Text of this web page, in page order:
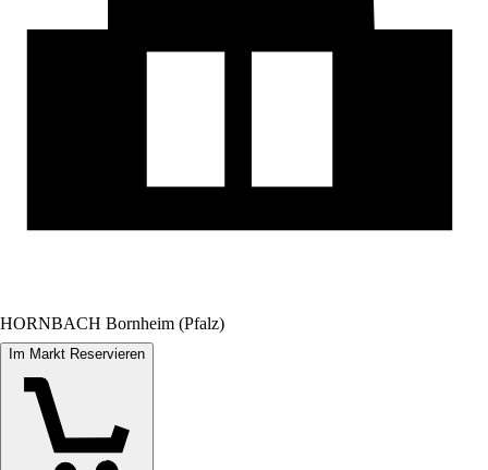
HORNBACH Bornheim (Pfalz)
Im Markt Reservieren